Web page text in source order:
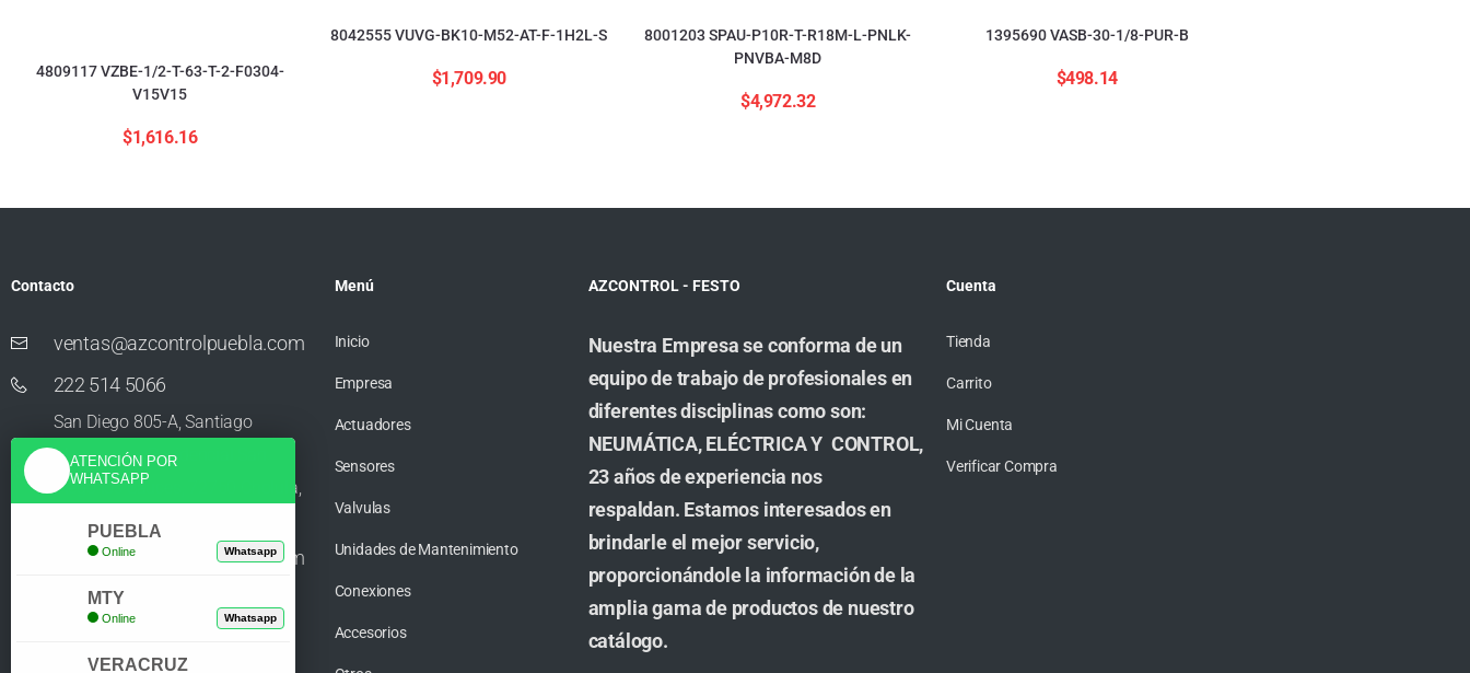
4809117 VZBE-1/2-T-63-T-2-F0304-
V15V15
$1,616.16
8042555 VUVG-BK10-M52-AT-F-1H2L-S
$1,709.90
8001203 SPAU-P10R-T-R18M-L-PNLK-
PNVBA-M8D
$4,972.32
1395690 VASB-30-1/8-PUR-B
$498.14
Contacto
ventas@azcontrolpuebla.com
222 514 5066
San Diego 805-A, Santiago
Momoxpan, Residencial San
Diego los Sauces, 72750 Cholula,
Puebla
ventas@azcontrolpuebla.com
272 282 8890
Poniente. 7 469, Centro, 94370
Orizaba, Veracruz
Menú
Inicio
Empresa
Actuadores
Sensores
Valvulas
Unidades de Mantenimiento
Conexiones
Accesorios
AZCONTROL - FESTO
Nuestra Empresa se conforma de un
equipo de trabajo de profesionales en
diferentes disciplinas como son:
NEUMÁTICA, ELÉCTRICA Y CONTROL,
23 años de experiencia nos
respaldan. Estamos interesados en
brindarle el mejor servicio,
proporcionándole la información de la
amplia gama de productos de nuestro
catálogo.
Cuenta
Tienda
Carrito
Mi Cuenta
Verificar Compra
ATENCIÓN POR
WHATSAPP
PUEBLA
Online Whatsapp
MTY
Online Whatsapp
VERACRUZ